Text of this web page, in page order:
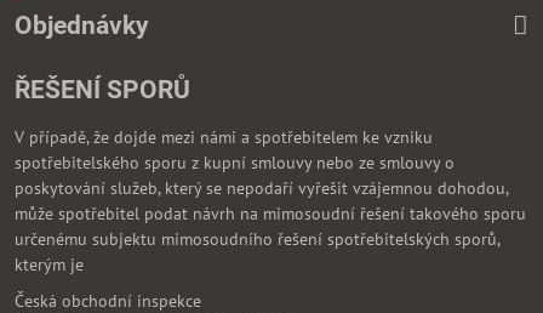
Objednávky
ŘEŠENÍ SPORŮ
V případě, že dojde mezi námi a spotřebitelem ke vzniku
spotřebitelského sporu z kupní smlouvy nebo ze smlouvy o
poskytování služeb, který se nepodaří vyřešit vzájemnou dohodou,
může spotřebitel podat návrh na mimosoudní řešení takového sporu
určenému subjektu mimosoudního řešení spotřebitelských sporů,
kterým je
Česká obchodní inspekce